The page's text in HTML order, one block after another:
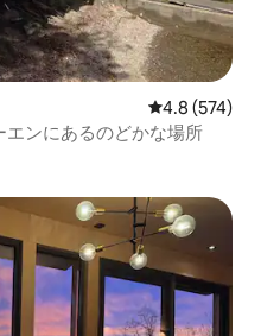
レビュー574
4.8 (574)
エンにあるのどかな場所